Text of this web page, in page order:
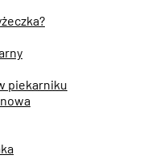
piekarniku